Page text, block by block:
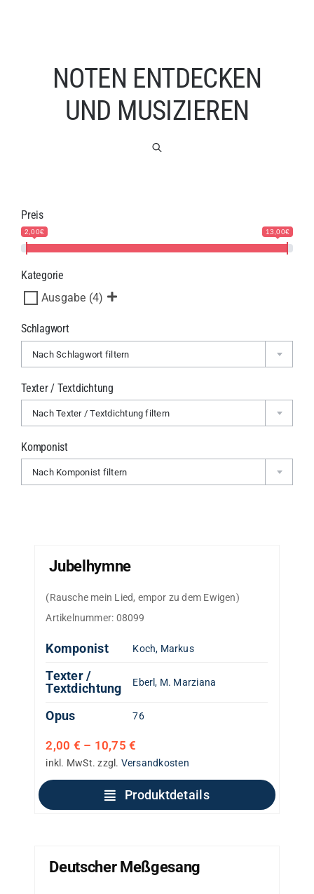
NOTEN ENTDECKEN
UND MUSIZIEREN
Jubelhymne
(Rausche mein Lied, empor zu dem Ewigen)
Artikelnummer: 08099
Komponist Koch, Markus
Texter /
Textdichtung
Eberl, M. Marziana
Opus 76
2,00 € – 10,75€
inkl. MwSt. zzgl. Versandkosten
Produktdetails
Deutscher Meßgesang
Preis
2,00€ 13,00€
Kategorie
Ausgabe (4)
Schlagwort
Nach Schlagwort filtern
Texter / Textdichtung
Nach Texter / Textdichtung filtern
Komponist
Nach Komponist filtern